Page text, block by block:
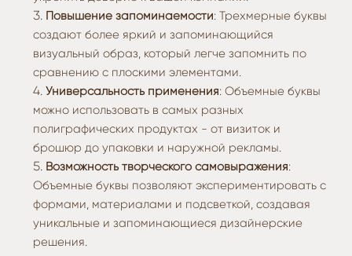
Повышение запоминаемости: Трехмерные буквы
создают более яркий и запоминающийся
визуальный образ, который легче запомнить по
сравнению с плоскими элементами.
Универсальность применения: Объемные буквы
можно использовать в самых разных
полиграфических продуктах - от визиток и
брошюр до упаковки и наружной рекламы.
Возможность творческого самовыражения:
Объемные буквы позволяют экспериментировать с
формами, материалами и подсветкой, создавая
уникальные и запоминающиеся дизайнерские
решения.